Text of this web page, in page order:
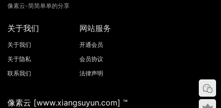
像素云-简简单单的分享
关于我们
关于我们
关于隐私
联系我们
网站服务
开通会员
会员协议
法律声明
像素云 [www.xiangsuyun.com] ™